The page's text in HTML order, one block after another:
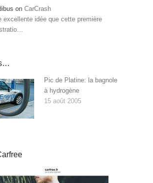
on CarCrash
excellente idée que cette première
Pic de Platine: la bagnole
à hydrogène
15 août 2005